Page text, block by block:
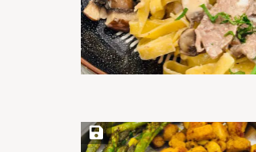
Save Recipe